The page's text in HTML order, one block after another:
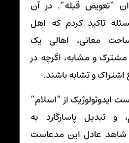
“تعویض قبله”. در آن
تاکید کردم که اهل
ساحت معانی، اهالی یک
مشترک و مشابه‌، اگرچه در
اشتراک و تشابه باشند.
ایدوئولوژیک از “اسلام”
و تبدیل پاسارگارد به
عادل این مدعاست